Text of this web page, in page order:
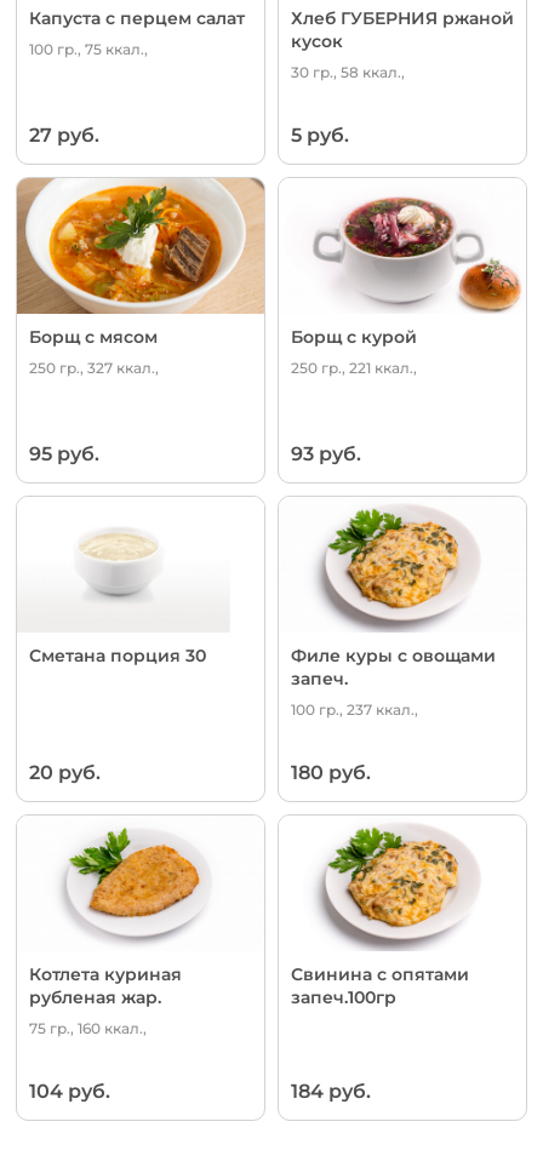
Капуста с перцем салат
100 гр., 75 ккал.,
27 руб.
Хлеб ГУБЕРНИЯ ржаной
кусок
30 гр., 58 ккал.,
5 руб.
Борщ с мясом
250 гр., 327 ккал.,
95 руб.
Борщ с курой
250 гр., 221 ккал.,
93 руб.
Сметана порция 30
20 руб.
Филе куры с овощами
запеч.
100 гр., 237 ккал.,
180 руб.
Котлета куриная
рубленая жар.
75 гр., 160 ккал.,
104 руб.
Свинина с опятами
запеч.100гр
184 руб.